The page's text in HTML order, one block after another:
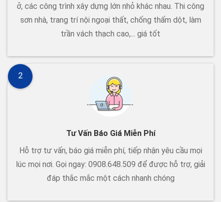
ở, các công trình xây dựng lớn nhỏ khác nhau. Thi công
sơn nhà, trang trí nội ngoại thất, chống thấm dột, làm
trần vách thạch cao,... giá tốt
Tư Vấn Báo Giá Miễn Phí
Hỗ trợ tư vấn, báo giá miễn phí, tiếp nhận yêu cầu mọi
lúc mọi nơi. Gọi ngay: 0908.648.509 để được hỗ trợ, giải
đáp thắc mắc một cách nhanh chóng
2